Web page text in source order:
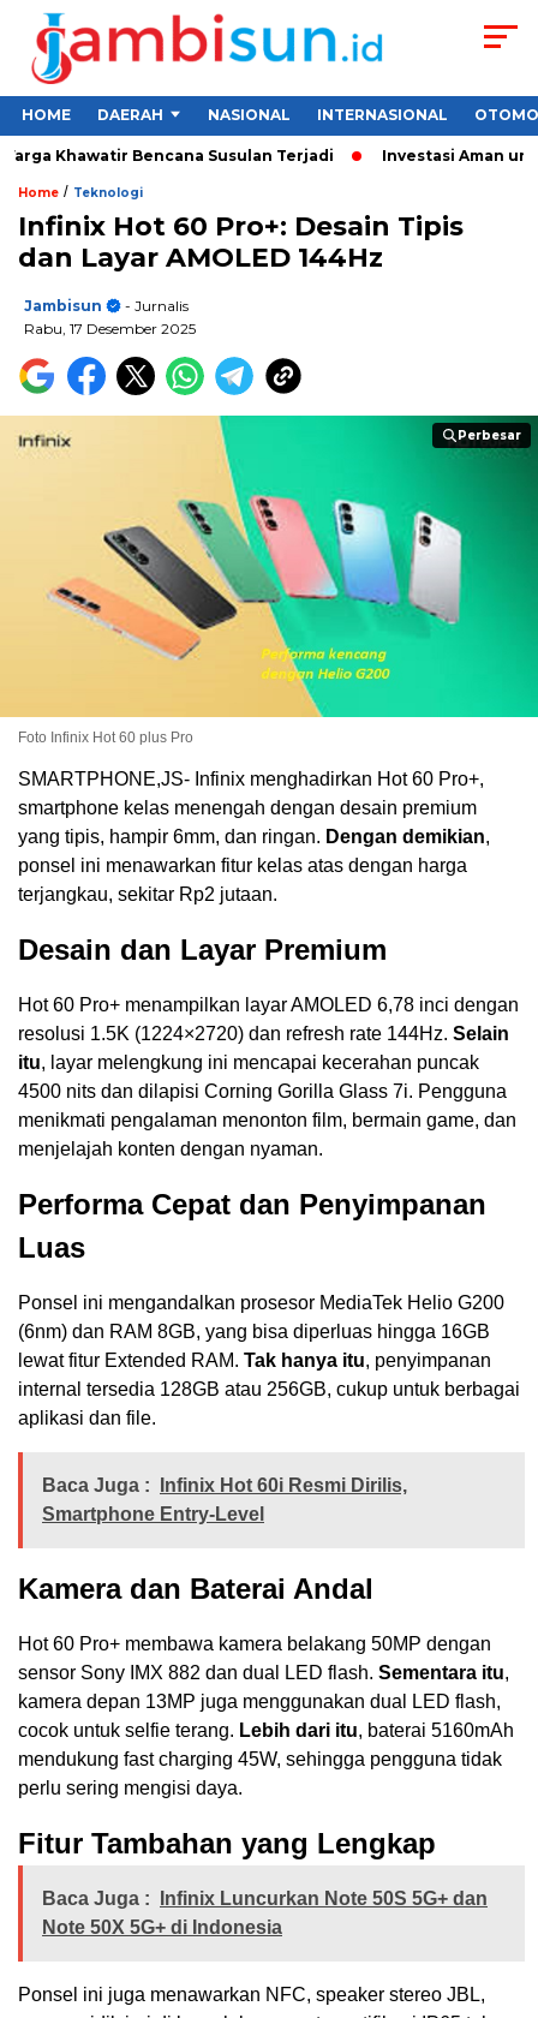
HOME DAERAH NASIONAL INTERNASIONAL
Khawatir Bencana Susulan Terjadi Investasi Aman untuk
Home / Teknologi
Infinix Hot 60 Pro+: Desain Tipis
dan Layar AMOLED 144Hz
Jambisun
- Jurnalis
Rabu, 17 Desember 2025
Perbesar
Perbesar
Foto Infinix Hot 60 plus Pro
SMARTPHONE,JS- Infinix menghadirkan Hot 60 Pro+,
smartphone kelas menengah dengan desain premium
yang tipis, hampir 6mm, dan ringan. Dengan demikian,
ponsel ini menawarkan fitur kelas atas dengan harga
terjangkau, sekitar Rp2 jutaan.
Desain dan Layar Premium
Hot 60 Pro+ menampilkan layar AMOLED 6,78 inci dengan
resolusi 1.5K (1224×2720) dan refresh rate 144Hz. Selain
itu, layar melengkung ini mencapai kecerahan puncak
4500 nits dan dilapisi Corning Gorilla Glass 7i. Pengguna
menikmati pengalaman menonton film, bermain game, dan
menjelajah konten dengan nyaman.
Performa Cepat dan Penyimpanan
Luas
Ponsel ini mengandalkan prosesor MediaTek Helio G200
(6nm) dan RAM 8GB, yang bisa diperluas hingga 16GB
lewat fitur Extended RAM. Tak hanya itu, penyimpanan
internal tersedia 128GB atau 256GB, cukup untuk berbagai
aplikasi dan file.
Baca Juga :
Infinix Hot 60i Resmi Dirilis,
Smartphone Entry-Level
Kamera dan Baterai Andal
Hot 60 Pro+ membawa kamera belakang 50MP dengan
sensor Sony IMX 882 dan dual LED flash. Sementara itu,
kamera depan 13MP juga menggunakan dual LED flash,
cocok untuk selfie terang. Lebih dari itu, baterai 5160mAh
mendukung fast charging 45W, sehingga pengguna tidak
perlu sering mengisi daya.
Fitur Tambahan yang Lengkap
Baca Juga :
Infinix Luncurkan Note 50S 5G+ dan
Note 50X 5G+ di Indonesia
Ponsel ini juga menawarkan NFC, speaker stereo JBL,